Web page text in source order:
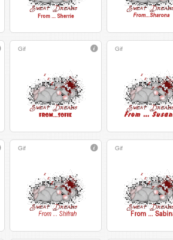
Gif Gif
Gif Gif